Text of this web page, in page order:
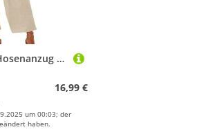
EMATOP 2 Teiler Hosenanzug Damen Elegant Zweiteiler Outfit Sommer Ärmelloses Tank Top und Hose Trainingsanzug Baumwolle Leinen Freizeitanzug mit Taschen Sportanzug Leicht Einfarbig Loungewear
16,99 €
um 00:03; der
haben.